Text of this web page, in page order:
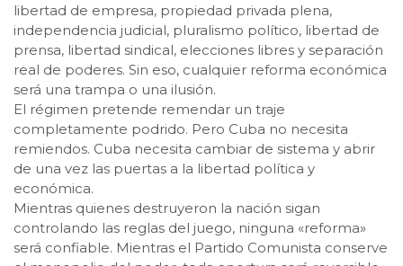
libertad de empresa, propiedad privada plena,
independencia judicial, pluralismo político, libertad de
prensa, libertad sindical, elecciones libres y separación
real de poderes. Sin eso, cualquier reforma económica
será una trampa o una ilusión.
El régimen pretende remendar un traje
completamente podrido. Pero Cuba no necesita
remiendos. Cuba necesita cambiar de sistema y abrir
de una vez las puertas a la libertad política y
económica.
Mientras quienes destruyeron la nación sigan
controlando las reglas del juego, ninguna «reforma»
será confiable. Mientras el Partido Comunista conserve